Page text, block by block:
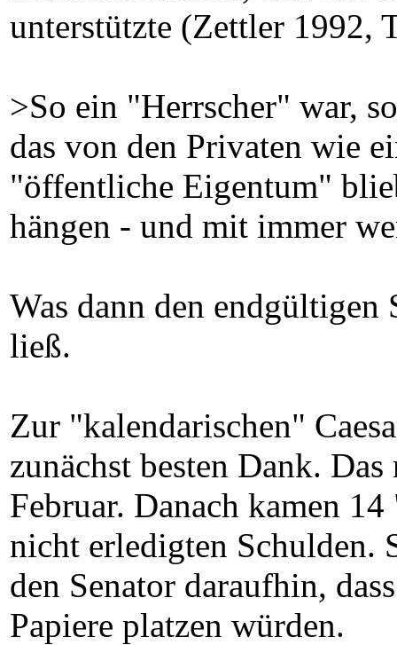
unterstützte (Zettler 1992,
>So ein "Herrscher" war,
das von den Privaten wie
"öffentliche Eigentum"
hängen - und mit immer
Was dann den
ließ.
Zur "kalendarischen"
zunächst besten Dank.
Februar. Danach kamen
nicht erledigten Schulden.
den Senator daraufhin,
Papiere platzen würden.